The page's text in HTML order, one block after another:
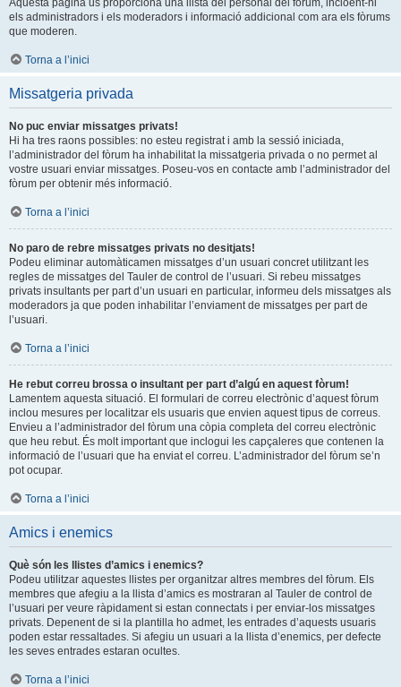
Aquesta pàgina us proporciona una llista del personal del fòrum, incloent-hi
els administradors i els moderadors i informació addicional com ara els fòrums
que moderen.
Torna a l’inici
Missatgeria privada
No puc enviar missatges privats!
Hi ha tres raons possibles: no esteu registrat i amb la sessió iniciada,
l’administrador del fòrum ha inhabilitat la missatgeria privada o no permet al
vostre usuari enviar missatges. Poseu-vos en contacte amb l’administrador del
fòrum per obtenir més informació.
Torna a l’inici
No paro de rebre missatges privats no desitjats!
Podeu eliminar automàticamen missatges d’un usuari concret utilitzant les
regles de missatges del Tauler de control de l’usuari. Si rebeu missatges
privats insultants per part d’un usuari en particular, informeu dels missatges als
moderadors ja que poden inhabilitar l’enviament de missatges per part de
l’usuari.
Torna a l’inici
He rebut correu brossa o insultant per part d’algú en aquest fòrum!
Lamentem aquesta situació. El formulari de correu electrònic d’aquest fòrum
inclou mesures per localitzar els usuaris que envien aquest tipus de correus.
Envieu a l’administrador del fòrum una còpia completa del correu electrònic
que heu rebut. És molt important que inclogui les capçaleres que contenen la
informació de l’usuari que ha enviat el correu. L’administrador del fòrum se’n
pot ocupar.
Torna a l’inici
Amics i enemics
Què són les llistes d’amics i enemics?
Podeu utilitzar aquestes llistes per organitzar altres membres del fòrum. Els
membres que afegiu a la llista d’amics es mostraran al Tauler de control de
l’usuari per veure ràpidament si estan connectats i per enviar-los missatges
privats. Depenent de si la plantilla ho admet, les entrades d’aquests usuaris
poden estar ressaltades. Si afegiu un usuari a la llista d’enemics, per defecte
les seves entrades estaran ocultes.
Torna a l’inici